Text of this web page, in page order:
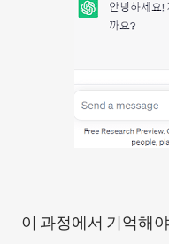
이 과정에서 기억해